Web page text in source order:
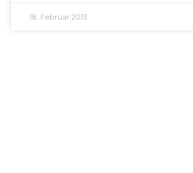
18. Februar 2013